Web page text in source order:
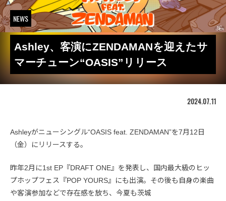
NEWS
Ashley、客演にZENDAMANを迎えたサ
マーチューン“OASIS”リリース
2024.07.11
Ashleyがニューシングル“OASIS feat. ZENDAMAN”を7月12日
（金）にリリースする。
昨年2月に1st EP『DRAFT ONE』を発表し、国内最大級のヒッ
プホップフェス『POP YOURS』にも出演。その後も自身の楽曲
や客演参加などで存在感を放ち、今夏も茨城